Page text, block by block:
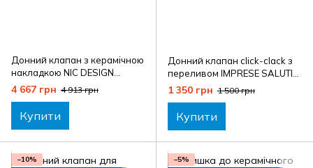
Донний клапан з керамічною
накладкою NIC DESIGN
7403059, сірий матовий
4 667 грн 4 913 грн
Купити
Донний клапан click-clack з
переливом IMPRESE SALUTI
ZMK1724151201, бронза
1 350 грн 1 500 грн
Купити
−10%
−5%